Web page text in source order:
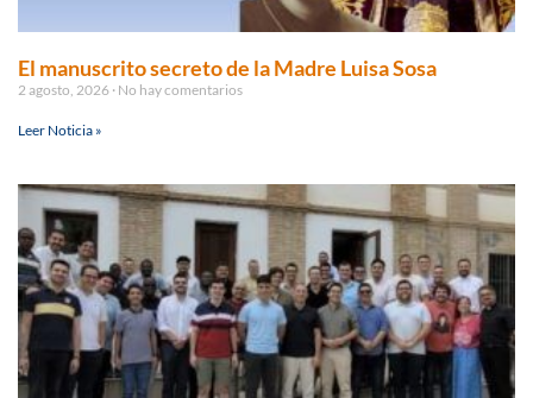
El manuscrito secreto de la Madre Luisa Sosa
2 agosto, 2026 No hay comentarios
Leer Noticia »